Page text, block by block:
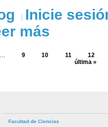
Inicie
más
… 9 10 11
12
última »
Facultad de Ciencias